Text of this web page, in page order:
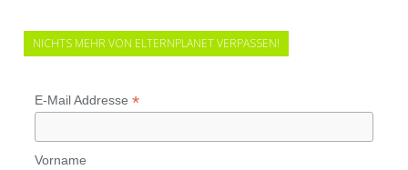
NICHTS MEHR VON ELTERNPLANET VERPASSEN!
E-Mail Addresse *
Vorname